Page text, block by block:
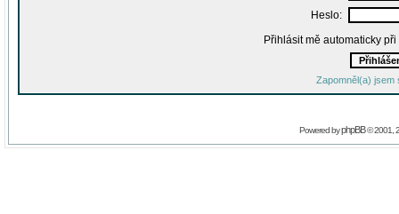
Heslo:
Přihlásit mě automaticky
Zapomněl(a) jsem
Powered byphpBB© 2001,